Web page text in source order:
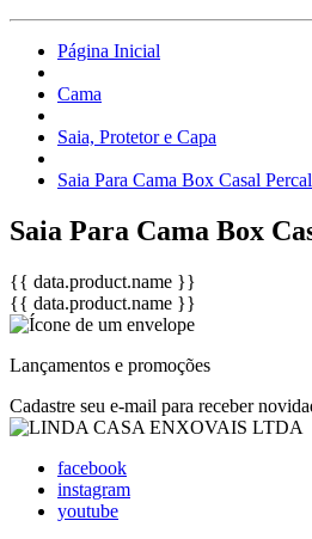
Página Inicial
Cama
Saia, Protetor e Capa
Saia Para Cama Box Casal
Saia Para Cama Box
{{ data.product.name }}
{{ data.product.name }}
Lançamentos e promoções
Cadastre seu e-mail para receber
facebook
instagram
youtube